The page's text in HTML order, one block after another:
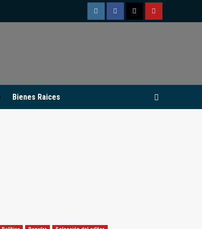
InstagramFacebookTwitterYoutube
Bienes Raices